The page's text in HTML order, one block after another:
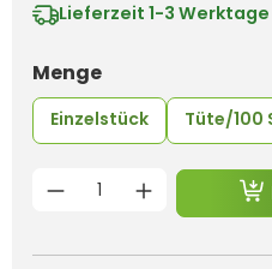
Lieferzeit 1-3
Mengeauswählen
Einzelstück Tüte/100
Produkt Anzahl: